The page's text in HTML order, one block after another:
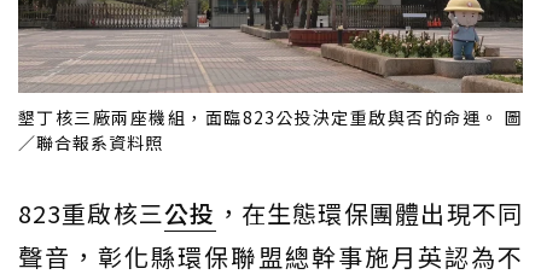
墾丁核三廠兩座機組，面臨823公投決定重啟與否的命運。 圖
／聯合報系資料照
823重啟核三公投 ，在生態環保團體出現不同
聲音，彰化縣環保聯盟總幹事施月英認為不